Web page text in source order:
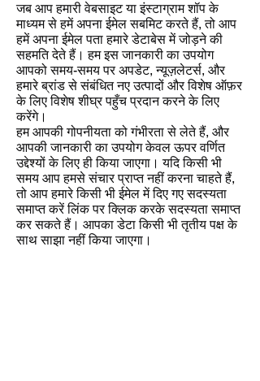
जब आप हमारी वेबसाइट या इंस्टाग्राम शॉप के
माध्यम से हमें अपना ईमेल सबमिट करते हैं, तो आप
हमें अपना ईमेल पता हमारे डेटाबेस में जोड़ने की
सहमति देते हैं। हम इस जानकारी का उपयोग
आपको समय-समय पर अपडेट, न्यूज़लेटर्स, और
हमारे ब्रांड से संबंधित नए उत्पादों और विशेष ऑफ़र
के लिए विशेष शीघ्र पहुँच प्रदान करने के लिए
करेंगे।
हम आपकी गोपनीयता को गंभीरता से लेते हैं, और
आपकी जानकारी का उपयोग केवल ऊपर वर्णित
उद्देश्यों के लिए ही किया जाएगा। यदि किसी भी
समय आप हमसे संचार प्राप्त नहीं करना चाहते हैं,
तो आप हमारे किसी भी ईमेल में दिए गए सदस्यता
समाप्त करें लिंक पर क्लिक करके सदस्यता समाप्त
कर सकते हैं। आपका डेटा किसी भी तृतीय पक्ष के
साथ साझा नहीं किया जाएगा।